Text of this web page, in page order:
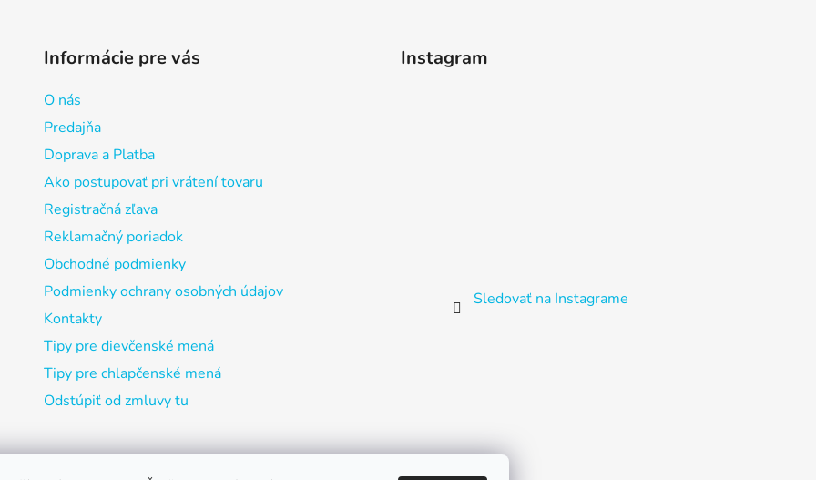
Informácie pre vás
O nás
Predajňa
Doprava a Platba
Ako postupovať pri vrátení tovaru
Registračná zľava
Reklamačný poriadok
Obchodné podmienky
Podmienky ochrany osobných údajov
Kontakty
Tipy pre dievčenské mená
Tipy pre chlapčenské mená
Odstúpiť od zmluvy tu
Instagram
Sledovať na Instagrame